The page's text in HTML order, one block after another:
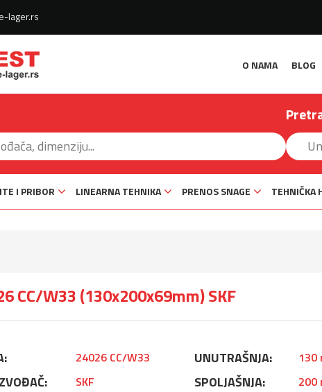
lager.rs
O NAMA BLOG
I PRIBOR LINEARNA TEHNIKA PRENOS SNAGE TEHNIČKA
CC/W33 (130x200x69mm) SKF
24026 CC/W33
SKF
UNUTRAŠNJA: 130
SPOLJAŠNJA: 200